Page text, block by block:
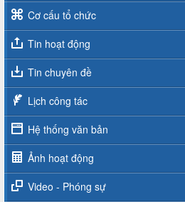
Cơ cấu tổ chức
Tin hoạt động
Tin chuyên đề
Lịch công tác
Hệ thống văn bản
Ảnh hoạt động
Video - Phóng sự